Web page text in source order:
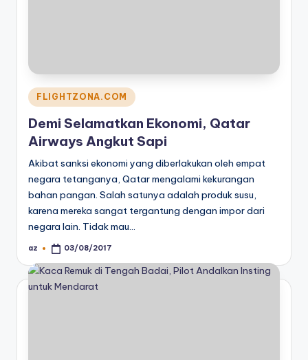
Posted
in
FLIGHTZONA.COM
Demi Selamatkan Ekonomi, Qatar
Airways Angkut Sapi
Akibat sanksi ekonomi yang diberlakukan oleh empat
negara tetanganya, Qatar mengalami kekurangan
bahan pangan. Salah satunya adalah produk susu,
karena mereka sangat tergantung dengan impor dari
negara lain. Tidak mau…
Posted
az 03/08/2017